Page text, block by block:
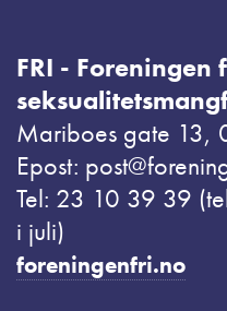
FRI -
Mariboes gate 13,
Epost:
Tel: 23 10 39 39
i juli)
foreningenfri.no